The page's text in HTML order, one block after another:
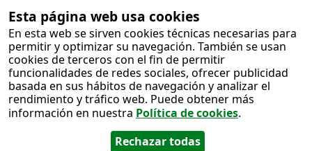
Esta página web usa cookies
En esta web se sirven cookies técnicas necesarias para
permitir y optimizar su navegación. También se usan
cookies de terceros con el fin de permitir
funcionalidades de redes sociales, ofrecer publicidad
basada en sus hábitos de navegación y analizar el
rendimiento y tráfico web. Puede obtener más
información en nuestra Política de cookies.